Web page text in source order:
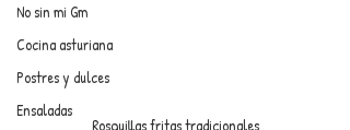
No sin mi Gm
Cocina asturiana
Postres y dulces
Ensaladas
Rosquillas fritas tradicionales